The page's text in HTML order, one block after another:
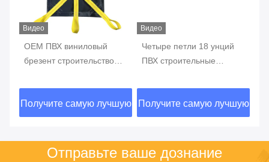
Видео
OEM ПВХ виниловый
брезент строительство
тяжелой службы восемь
петлей снежные брезент
Получите самую лучшую
Видео
Четыре петли 18 унций
ПВХ строительные
брезент
Получите самую лучшую
Отправьте ваше дознание